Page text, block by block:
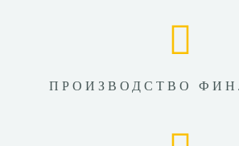
ПРОИЗВОДСТВО